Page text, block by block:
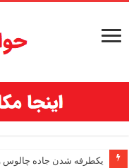
یکطرفه شدن جاده چالوس و